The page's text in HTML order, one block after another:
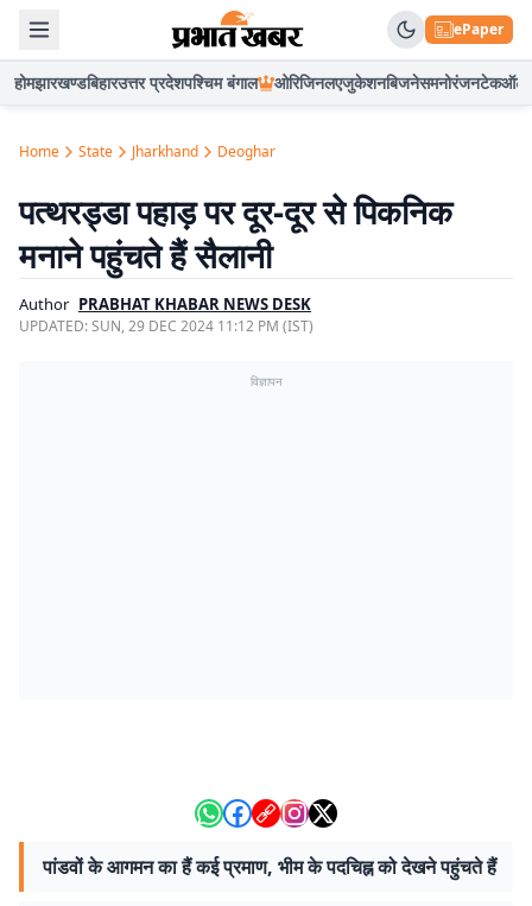
ePaper
होमझारखण्डबिहारउत्तर प्रदेशपश्चिम बंगाल ओरिजिनलएजुकेशनबिजनेसमनोरंजनटेकऑटो
Home State Jharkhand Deoghar
पत्थरड्डा पहाड़ पर दूर-दूर से पिकनिक
मनाने पहुंचते हैं सैलानी
Author PRABHAT KHABAR NEWS DESK
UPDATED:SUN, 29 DEC 2024 11:12 PM (IST)
विज्ञापन
पांडवों के आगमन का हैं कई प्रमाण, भीम के पदचिह्न को देखने पहुंचते हैं